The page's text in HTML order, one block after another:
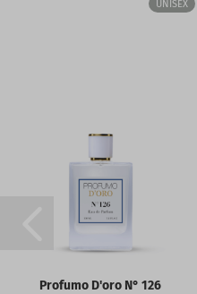
UNISEX
Profumo D'oro N° 126